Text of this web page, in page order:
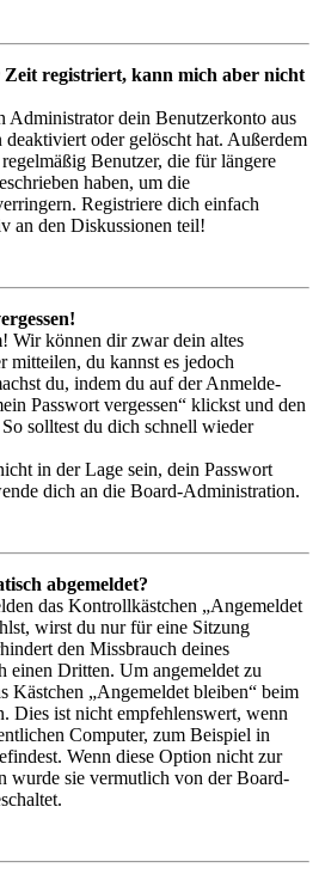
registriert, kann mich aber nicht
Administrator dein Benutzerkonto aus
deaktiviert oder gelöscht hat. Außerdem
Benutzer, die für längere
haben, um die
Registriere dich einfach
an den Diskussionen teil!
Wir können dir zwar dein altes
mitteilen, du kannst es jedoch
du, indem du auf der Anmelde-
Passwort vergessen“ klickst und den
solltest du dich schnell wieder
in der Lage sein, dein Passwort
dich an die Board-Administration.
abgemeldet?
das Kontrollkästchen „Angemeldet
wirst du nur für eine Sitzung
den Missbrauch deines
einen Dritten. Um angemeldet zu
Kästchen „Angemeldet bleiben“ beim
Dies ist nicht empfehlenswert, wenn
Computer, zum Beispiel in
Wenn diese Option nicht zur
wurde sie vermutlich von der Board-